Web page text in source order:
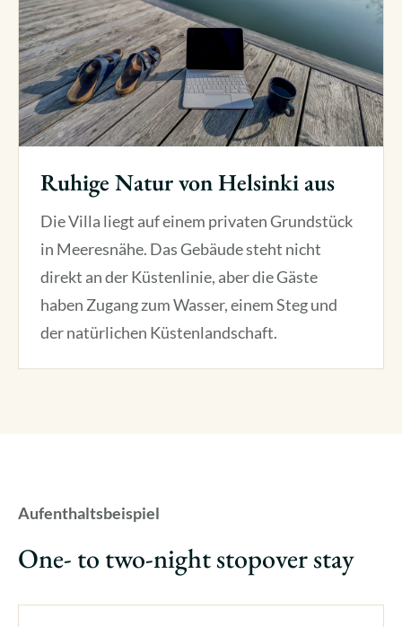
Ruhige Natur von Helsinki aus
Die Villa liegt auf einem privaten Grundstück
in Meeresnähe. Das Gebäude steht nicht
direkt an der Küstenlinie, aber die Gäste
haben Zugang zum Wasser, einem Steg und
der natürlichen Küstenlandschaft.
Aufenthaltsbeispiel
One- to two-night stopover stay